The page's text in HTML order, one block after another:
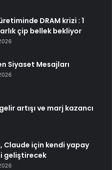
DRAM krizi : 1
çip bellek bekliyor
Siyaset Mesajları
artışı ve marj kazancı
Claude için kendi yapay
geliştirecek